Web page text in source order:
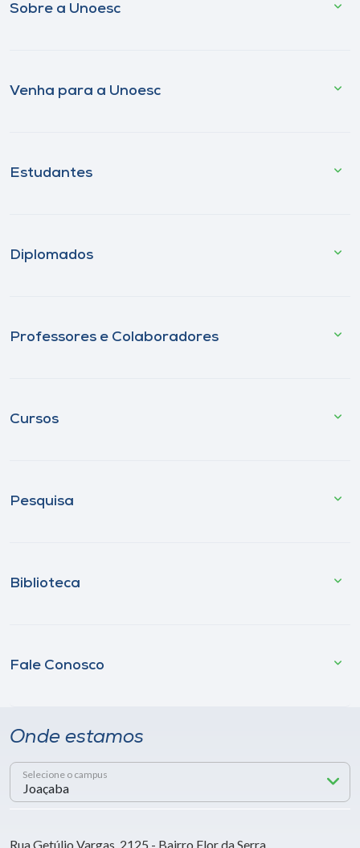
Sobre a Unoesc
Venha para a Unoesc
Estudantes
Diplomados
Professores e Colaboradores
Cursos
Pesquisa
Biblioteca
Fale Conosco
Onde estamos
Selecione o campus
Rua Getúlio Vargas, 2125 - Bairro Flor da Serra